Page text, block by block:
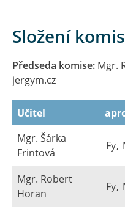
Složení
Předseda komise: Mgr.
jergym.cz
Učitel
Mgr. Šárka
Frintová
Fy,
Mgr. Robert
Horan
Fy,